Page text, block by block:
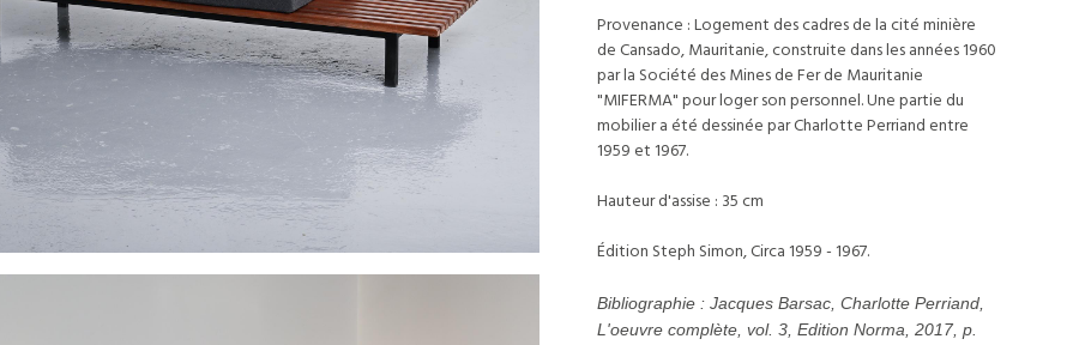
Provenance : Logement des cadres de la cité minière
de Cansado, Mauritanie, construite dans les années 1960
par la Société des Mines de Fer de Mauritanie
"MIFERMA" pour loger son personnel. Une partie du
mobilier a été dessinée par Charlotte Perriand entre
1959 et 1967.
Hauteur d'assise : 35 cm
Édition Steph Simon, Circa 1959 - 1967.
Bibliographie : Jacques Barsac, Charlotte Perriand,
L'oeuvre complète, vol. 3, Edition Norma, 2017, p.